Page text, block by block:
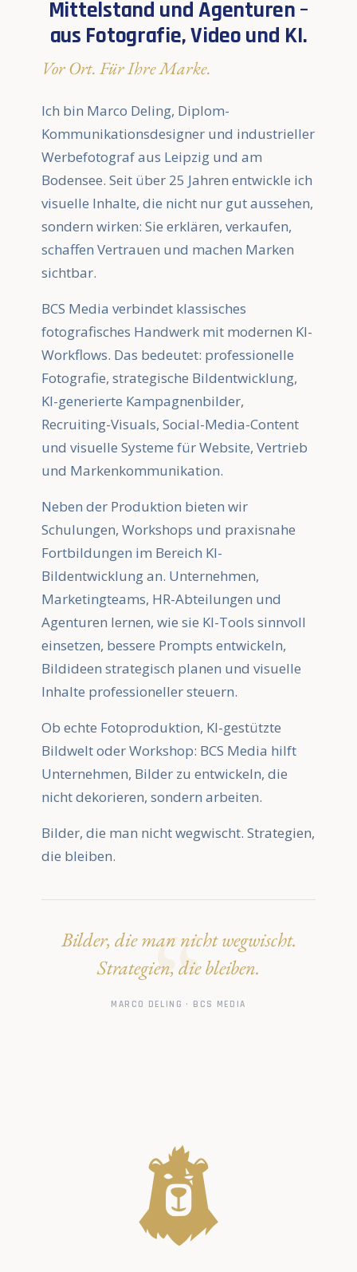
Mittelstand und Agenturen –
aus Fotografie, Video und KI.
Vor Ort. Für Ihre Marke.
Ich bin Marco Deling, Diplom-
Kommunikationsdesigner und industrieller
Werbefotograf aus Leipzig und am
Bodensee. Seit über 25 Jahren entwickle ich
visuelle Inhalte, die nicht nur gut aussehen,
sondern wirken: Sie erklären, verkaufen,
schaffen Vertrauen und machen Marken
sichtbar.
BCS Media verbindet klassisches
fotografisches Handwerk mit modernen KI-
Workflows. Das bedeutet: professionelle
Fotografie, strategische Bildentwicklung,
KI-generierte Kampagnenbilder,
Recruiting-Visuals, Social-Media-Content
und visuelle Systeme für Website, Vertrieb
und Markenkommunikation.
Neben der Produktion bieten wir
Schulungen, Workshops und praxisnahe
Fortbildungen im Bereich KI-
Bildentwicklung an. Unternehmen,
Marketingteams, HR-Abteilungen und
Agenturen lernen, wie sie KI-Tools sinnvoll
einsetzen, bessere Prompts entwickeln,
Bildideen strategisch planen und visuelle
Inhalte professioneller steuern.
Ob echte Fotoproduktion, KI-gestützte
Bildwelt oder Workshop: BCS Media hilft
Unternehmen, Bilder zu entwickeln, die
nicht dekorieren, sondern arbeiten.
Bilder, die man nicht wegwischt. Strategien,
die bleiben.
Bilder, die man nicht wegwischt.
Strategien, die bleiben.
MARCO DELING · BCS MEDIA